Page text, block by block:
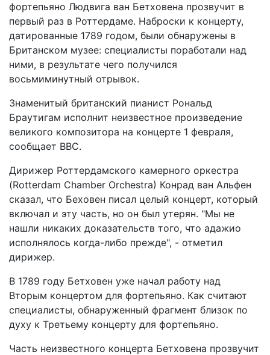
фортепьяно Людвига ван Бетховена прозвучит в
первый раз в Роттердаме. Наброски к концерту,
датированные 1789 годом, были обнаружены в
Британском музее: специалисты поработали над
ними, в результате чего получился
восьмиминутный отрывок.
Знаменитый британский пианист Рональд
Браутигам исполнит неизвестное произведение
великого композитора на концерте 1 февраля,
сообщает BBC.
Дирижер Роттердамского камерного оркестра
(Rotterdam Chamber Orchestra) Конрад ван Альфен
сказал, что Беховен писал целый концерт, который
включал и эту часть, но он был утерян. "Мы не
нашли никаких доказательств того, что адажио
исполнялось когда-либо прежде", - отметил
дирижер.
В 1789 году Бетховен уже начал работу над
Вторым концертом для фортепьяно. Как считают
специалисты, обнаруженный фрагмент близок по
духу к Третьему концерту для фортепьяно.
Часть неизвестного концерта Бетховена прозвучит